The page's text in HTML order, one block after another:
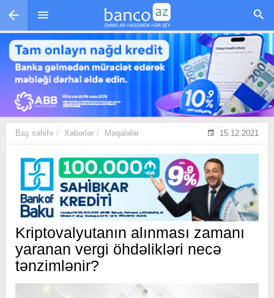
Skip to main content
Baş səhifə Xəbərlər Məqalələr 15.12.2021
Kriptovalyutanın alınması zamanı
yaranan vergi öhdəlikləri necə
tənzimlənir?